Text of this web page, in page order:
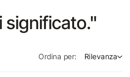
significato."
Ordina per: Rilevanza